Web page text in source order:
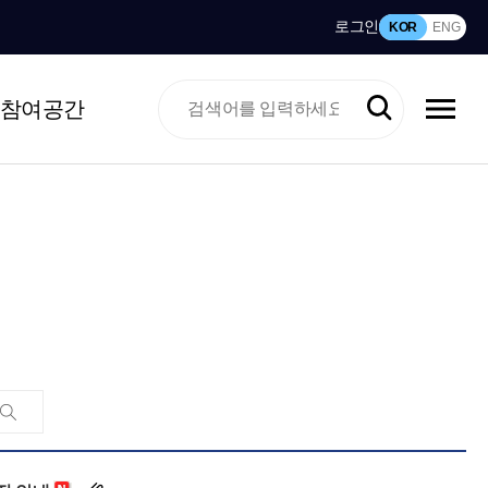
로그인 KOR ENG
참여공간